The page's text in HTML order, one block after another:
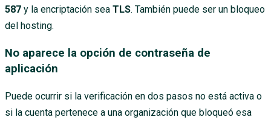
587 y la encriptación sea TLS. También puede ser un bloqueo
del hosting.
No aparece la opción de contraseña de
aplicación
Puede ocurrir si la verificación en dos pasos no está activa o
si la cuenta pertenece a una organización que bloqueó esa